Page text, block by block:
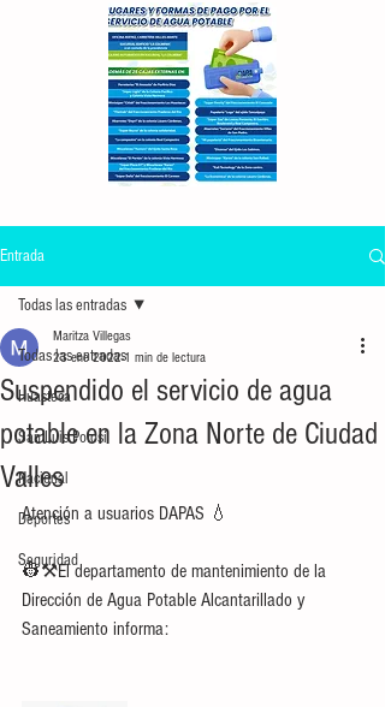
Entrada
Todas las entradas
Huasteca
San Luis Potosí
Nacional
Deportes
Seguridad
Todas las entradas
Suspendido el servicio de agua
potable en la Zona Norte de Ciudad
Valles
Maritza Villegas
23 ene 20221 min de lectura
Atención a usuarios DAPAS 💧
👷⚒El departamento de mantenimiento de la
Dirección de Agua Potable Alcantarillado y
Saneamiento informa: